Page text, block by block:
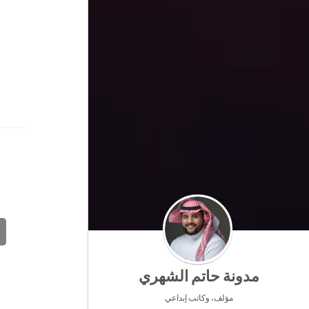
مدونة حاتم الشهري
مؤلف، وكاتب إبداعي